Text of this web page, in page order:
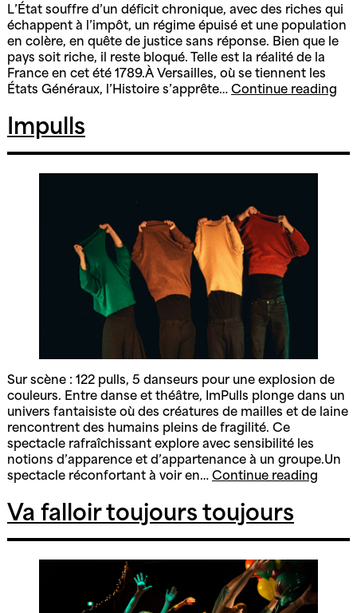
L’État souffre d’un déficit chronique, avec des riches qui
échappent à l’impôt, un régime épuisé et une population
en colère, en quête de justice sans réponse. Bien que le
pays soit riche, il reste bloqué. Telle est la réalité de la
France en cet été 1789.À Versailles, où se tiennent les
États Généraux, l’Histoire s’apprête… Continue reading
Impulls
Sur scène : 122 pulls, 5 danseurs pour une explosion de
couleurs. Entre danse et théâtre, ImPulls plonge dans un
univers fantaisiste où des créatures de mailles et de laine
rencontrent des humains pleins de fragilité. Ce
spectacle rafraîchissant explore avec sensibilité les
notions d’apparence et d’appartenance à un groupe.Un
spectacle réconfortant à voir en… Continue reading
Va falloir toujours toujours